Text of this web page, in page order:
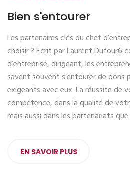
Bien s'entourer
Les partenaires clés du chef
choisir ? Ecrit par Laurent Dufour6
d’entreprise, dirigeant, les
savent souvent s’entourer de
exigeants avec eux. La réussite de
compétence, dans la qualité de
mais aussi dans les partenariats
EN SAVOIR PLUS